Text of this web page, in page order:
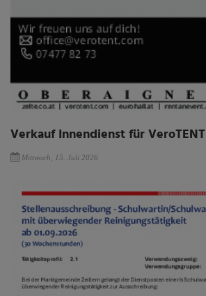
Verkauf Innendienst für VeroTENT
Mittwoch, 15. Juli 2026